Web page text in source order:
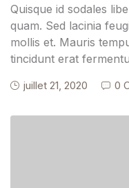
Quisque id sodales
quam. Sed lacinia
mollis et. Mauris
tincidunt erat
juillet 21, 2020 0